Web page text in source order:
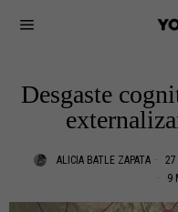
Desgaste
ALICIA BATLE ZAPATA 27
9